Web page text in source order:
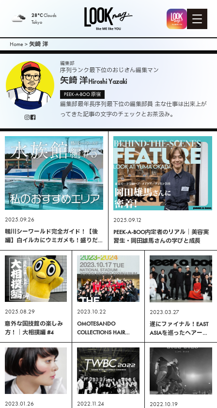
LOOK mag. |
PEEK-A-BOO
Web
Magazine（
ピークアブ
ーウェブマ
ガジン ）
28°CClouds
Tokyo
Home > 矢崎 洋
編集部
序列ランク最下位のおじさん編集マン
矢崎 洋Hiroshi Yazaki
PEEK-A-BOO 原宿
編集部最年長序列最下位の編集部員 主な仕事は出来上が
ってきた記事の文字のチェックとお茶汲み。
2025.09.26
鴨川シーワールド完全ガイド！【後
編】白イルカにウミガメも！盛りだ
くさん、私のおすすめエリア ｜水族
館編 #5
2025.09.12
PEEK-A-BOO内定者のリアル｜美容実
習生・岡田雄馬さんの学びと成長
2025.08.29
意外な国技館の楽しみ
方！｜大相撲編 #4
2023.10.22
OMOTESANDO
COLLECTIONS HAIR
TRENDS 2023-2024｜
PEEK-A-BOOステージレ
ポート
2023.03.27
遂にファイナル！EAST
ASIAを巡ったヘアーシ
ョー「PEEK-A-BOO
LIVE」 が完結
2023.01.26
2022.11.24
2022.10.19